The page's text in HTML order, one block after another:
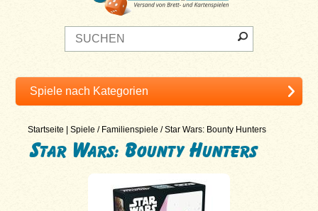
Startseite |Spiele / Familienspiele /Star Wars: Bounty Hunters
Star Wars: Bounty Hunters